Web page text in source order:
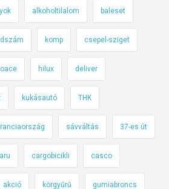
alkoholtilalom baleset
komp csepel-sziget
hilux deliver
kukásautó THK
sávváltás 37-es út
cargobicikli casco
akció körgyűrű gumiabroncs